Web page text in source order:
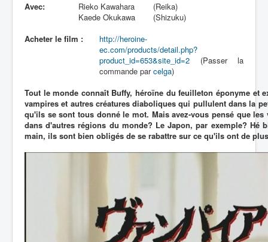
Avec:
Rieko Kawahara
(Reika)
Kaede Okukawa
(Shizuku)
Acheter le film :
http://heroine-
ec.com/products/detail.php?
product_id=653&site_id=2 (Passer la
commande parcelga)
Tout le monde connaît Buffy, héroïne du feuilleton éponyme et
vampires et autres créatures diaboliques qui pullulent dans la
qu'ils se sont tous donné le mot. Mais avez-vous pensé que
dans d'autres régions du monde? Le Japon, par exemple? Hé
main, ils sont bien obligés de se rabattre sur ce qu'ils ont de